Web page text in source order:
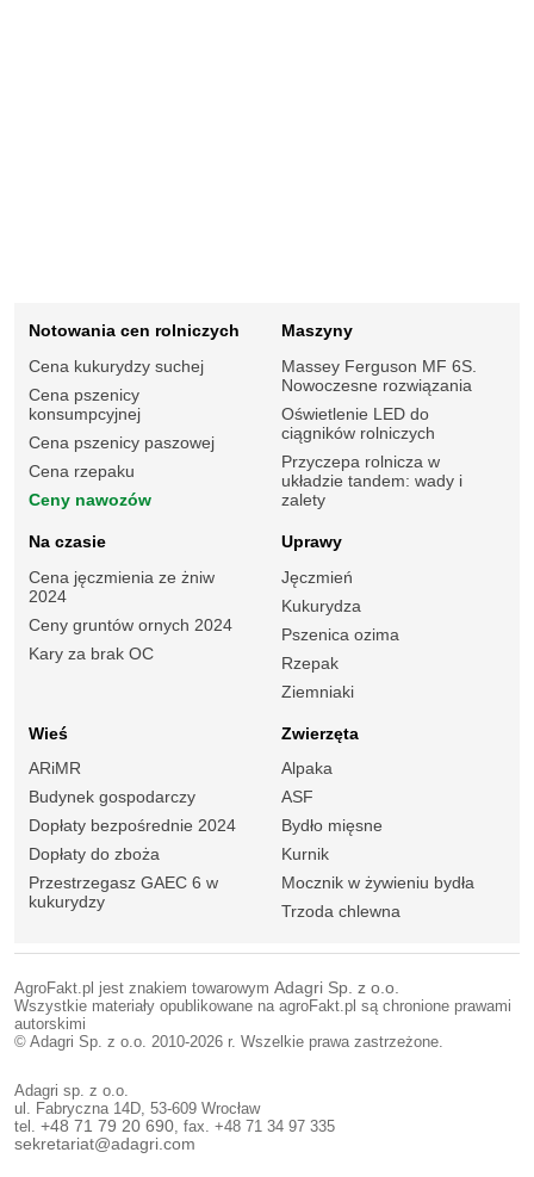
Notowania cen rolniczych
Cena kukurydzy suchej
Cena pszenicy
konsumpcyjnej
Cena pszenicy paszowej
Cena rzepaku
Ceny nawozów
Maszyny
Massey Ferguson MF 6S.
Nowoczesne rozwiązania
Oświetlenie LED do
ciągników rolniczych
Przyczepa rolnicza w
układzie tandem: wady i
zalety
Na czasie
Cena jęczmienia ze żniw
2024
Ceny gruntów ornych 2024
Kary za brak OC
Uprawy
Jęczmień
Kukurydza
Pszenica ozima
Rzepak
Ziemniaki
Wieś
ARiMR
Budynek gospodarczy
Dopłaty bezpośrednie 2024
Dopłaty do zboża
Przestrzegasz GAEC 6 w
kukurydzy
Zwierzęta
Alpaka
ASF
Bydło mięsne
Kurnik
Mocznik w żywieniu bydła
Trzoda chlewna
AgroFakt.pl jest znakiem towarowym Adagri Sp. z o.o.
Wszystkie materiały opublikowane na agroFakt.pl są chronione prawami
autorskimi
© Adagri Sp. z o.o. 2010-2026 r. Wszelkie prawa zastrzeżone.
Adagri sp. z o.o.
ul. Fabryczna 14D, 53-609 Wrocław
tel. +48 71 79 20 690 , fax. +48 71 34 97 335
sekretariat@adagri.com